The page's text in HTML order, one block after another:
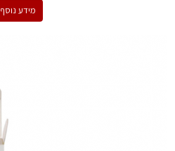
מידע נוסף